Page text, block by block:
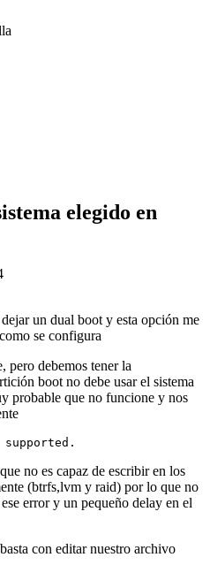
elegido en
un dual boot y esta opción me
se configura
pero debemos tener la
boot no debe usar el sistema
probable que no funcione y nos
no es capaz de escribir en los
(btrfs,lvm y raid) por lo que no
error y un pequeño delay en el
con editar nuestro archivo